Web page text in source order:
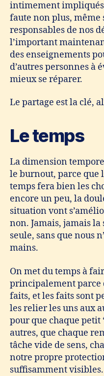
intimement impliqués.
faute non plus, même
responsables de nos
l’important
des enseignements
d’autres personnes à
mieux se réparer.
Le partage est la clé,
Le temps
La dimension
le burnout, parce que
temps fera bien les
encore un peu, la
situation vont
non. Jamais, jamais la
seule, sans que nous
mains.
On met du temps à
principalement parce
faits, et les faits sont
les relier les uns aux
pour que chaque petit
autres, que chaque
tâche vide de sens,
notre propre
suffisamment visibles.